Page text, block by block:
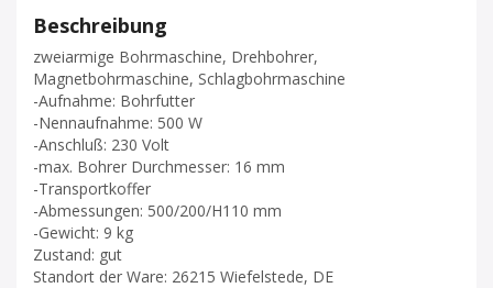
Beschreibung
zweiarmige Bohrmaschine, Drehbohrer,
Magnetbohrmaschine, Schlagbohrmaschine
-Aufnahme: Bohrfutter
-Nennaufnahme: 500 W
-Anschluß: 230 Volt
-max. Bohrer Durchmesser: 16 mm
-Transportkoffer
-Abmessungen: 500/200/H110 mm
-Gewicht: 9 kg
Zustand: gut
Standort der Ware: 26215 Wiefelstede, DE